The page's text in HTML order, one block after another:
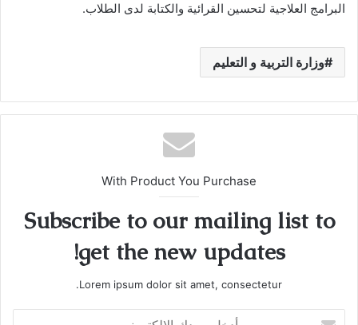
البرامج العلاجية لتحسين القرائية والكتابة لدى الطلاب.
وزارة التربية و التعليم
With Product You Purchase
Subscribe to our mailing list to
get the new updates!
Lorem ipsum dolor sit amet, consectetur.